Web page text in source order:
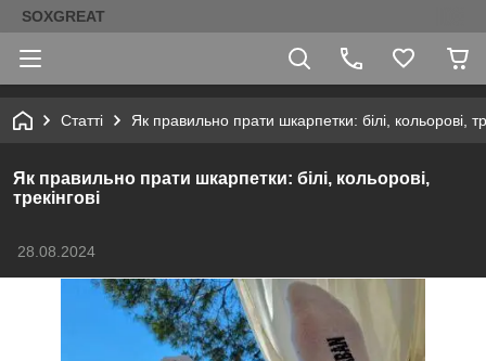
SOXGREAT
Статті Як правильно прати шкарпетки: білі, кольорові,
Як правильно прати шкарпетки: білі, кольорові,
трекінгові
28.08.2024